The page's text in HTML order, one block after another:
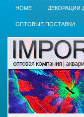
HOME ДЕКОРАЦИИ
ОПТОВЫЕ ПОСТАВКИ